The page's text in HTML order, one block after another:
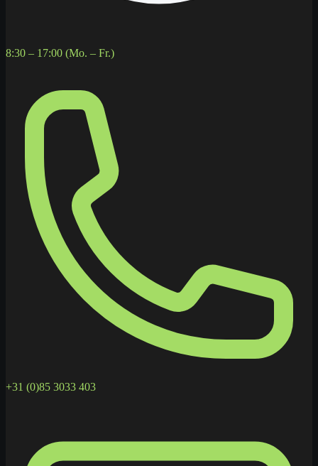
8:30 – 17:00 (Mo. – Fr.)
+31 (0)85 3033 403